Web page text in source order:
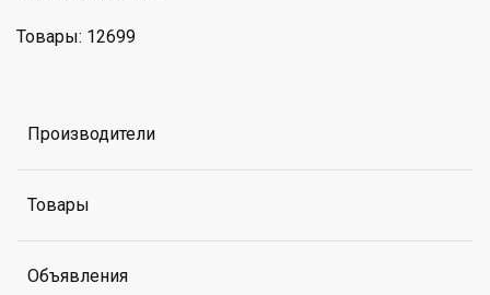
Товары: 12699
Производители
Товары
Объявления